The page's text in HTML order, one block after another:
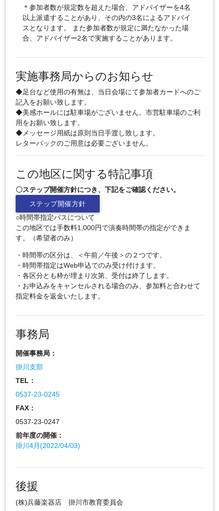
＊参加者数が規定数を超えた場合、アドバイザーを4名
以上派遣することがあり、その内の3名によるアドバイ
スとなります。 また参加者数が規定に満たなかった場
合、アドバイザー2名で実施することがあります。
実施事務局からのお知らせ
◆足台など使用の有無は、当日会場にて参加者カードへのご
記入をお願い致します。
◆美感ホールには駐車場がございません。市営駐車場のご利
用をお願い致します。
◆メッセージ用紙は原則当日手渡し致します。
レターパックのご用意は必要ございません。
この地区に関する特記事項
〇ステップ開催方針につき、下記をご確認ください。
ステップ開催方針
○時間帯指定パスについて
この地区では手数料1,000円で演奏時間帯の指定ができま
す。（希望者のみ）
・時間帯の区分は、＜午前／午後＞の２つです。
・時間帯指定はWeb申込でのみ受け付けます。
・各区分とも枠が埋まり次第、受付は終了します。
・お申込みをキャンセルされる場合のみ、参加料と合わせて
指定料金を返金いたします。
事務局
開催事務局：
掛川支部
TEL：
0537-23-0245
FAX：
0537-23-0247
前年度の開催：
掛川4月(2022/04/03)
後援
(株)兵藤楽器店 掛川市教育委員会